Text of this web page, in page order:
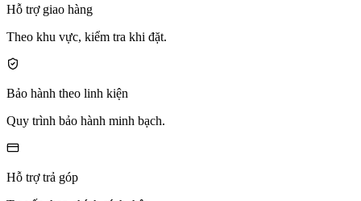
Hỗ trợ giao hàng
Theo khu vực, kiểm tra khi đặt.
Bảo hành theo linh kiện
Quy trình bảo hành minh bạch.
Hỗ trợ trả góp